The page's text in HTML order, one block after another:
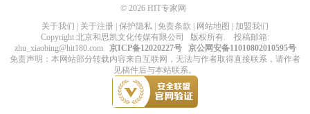
© 2026 HIT专家网
关于我们
关于注册 保护隐私 免责条款 网站地图
加盟我们
Copyright 北京和思凯文化传媒有限公司 版权所有. 投稿邮箱:
zhu_xiaobing@hit180.com
京ICP备12020227号
京公网安备11010802010595号
免责声明：本网站部分转载内容来自互联网，无法与作者取得直接联系，请作者
见稿件后与本站联系。